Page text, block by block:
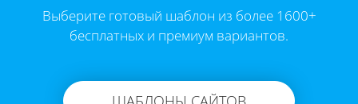
Выберите готовый шаблон из более 1600+
бесплатных и премиум вариантов.